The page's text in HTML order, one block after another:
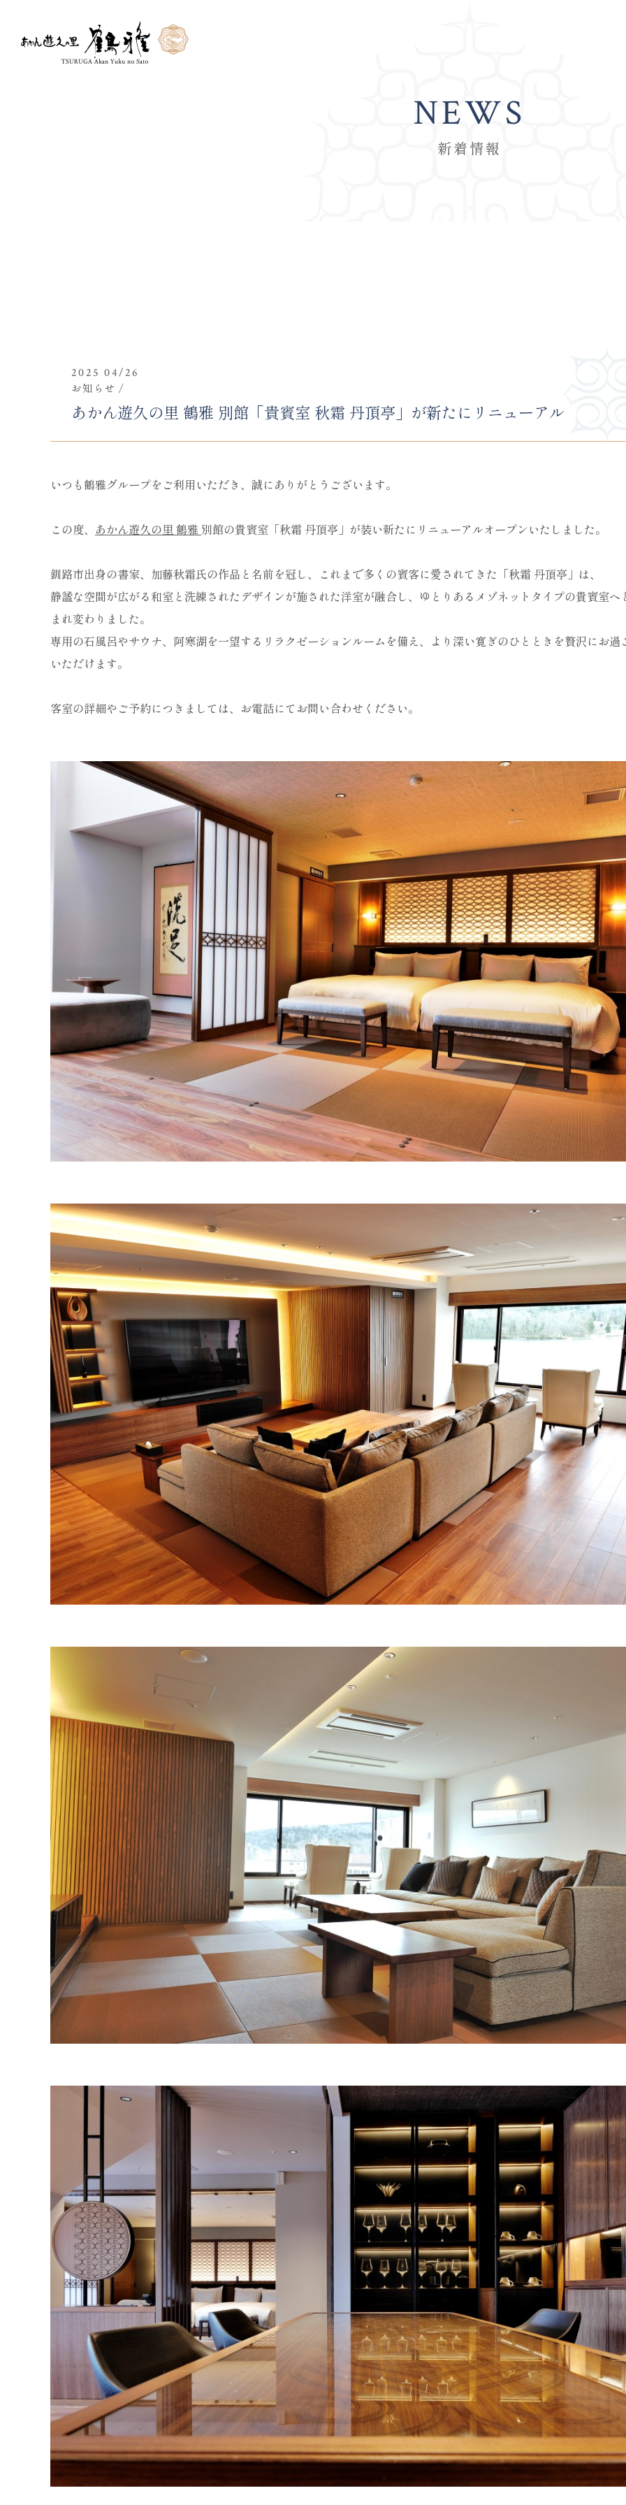
NEWS
新着情報
2025 04/26
お知らせ
あかん遊久の里 鶴雅 別館「貴賓室 秋霜 丹頂亭」が新たにリニューアル
いつも鶴雅グループをご利用いただき、誠にありがとうございます。
この度、 あかん遊久の里 鶴雅 別館の貴賓室「秋霜 丹頂亭」が装い新たにリニューアルオープンいたしました。
釧路市出身の書家、加藤秋霜氏の作品と名前を冠し、これまで多くの賓客に愛されてきた「秋霜 丹頂亭」は、
静謐な空間が広がる和室と洗練されたデザインが施された洋室が融合し、ゆとりあるメゾネットタイプの貴賓室へ
まれ変わりました。
専用の石風呂やサウナ、阿寒湖を一望するリラクゼーションルームを備え、より深い寛ぎのひとときを贅沢にお過
いただけます。
客室の詳細やご予約につきましては、お電話にてお問い合わせください。